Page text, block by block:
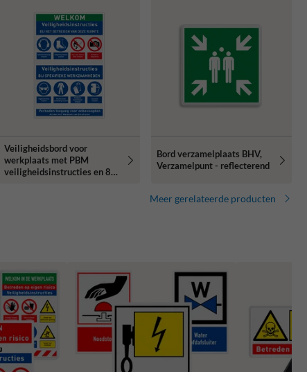
Veiligheidsbord voor
werkplaats met PBM
veiligheidsinstructies en 8
Bord verzamelplaats BHV,
Verzamelpunt - reflecterend
Meer gerelateerde producten